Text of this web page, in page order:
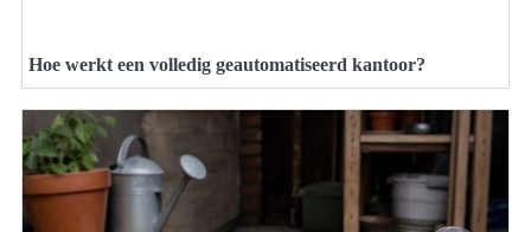
Hoe werkt een volledig geautomatiseerd kantoor?